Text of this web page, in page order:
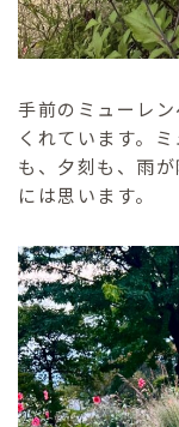
手前のミューレ
くれています。
も、夕刻も、雨
には思います。